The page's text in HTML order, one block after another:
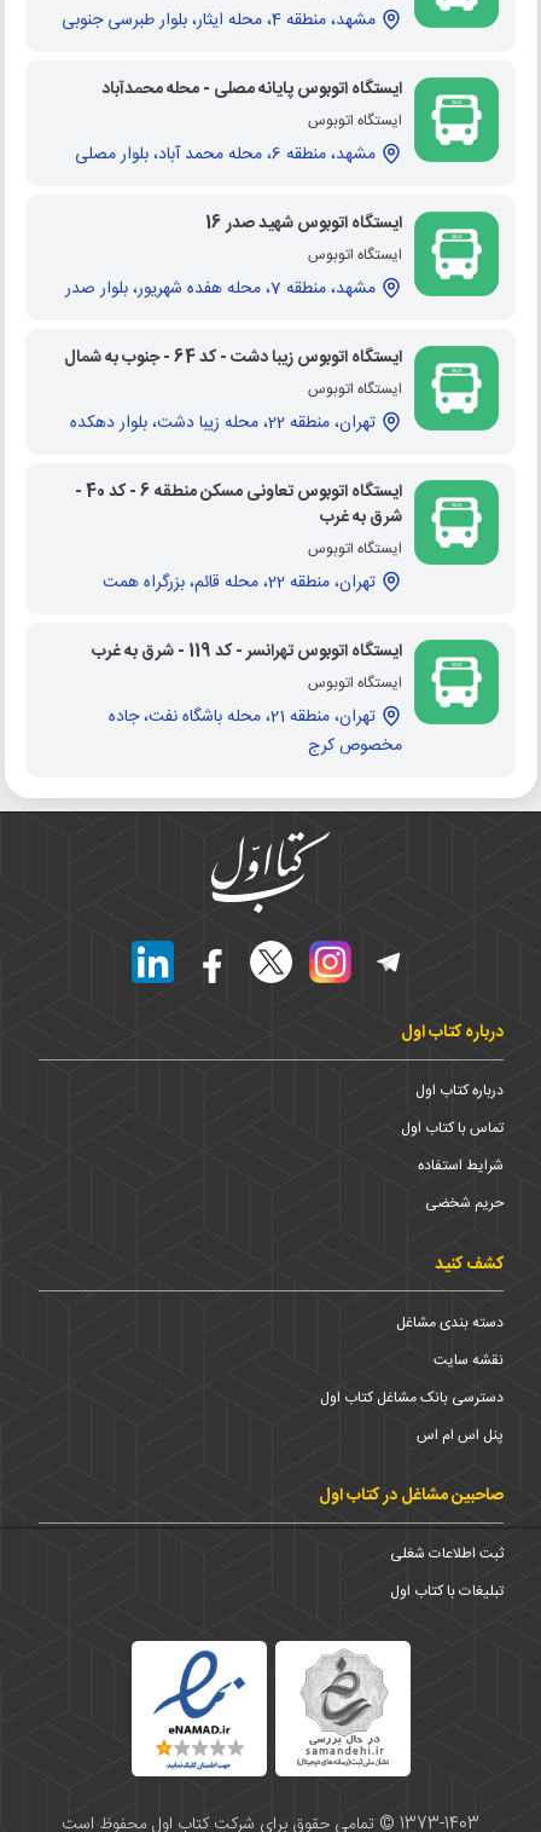
مشهد، منطقه 4، محله ایثار، بلوار طبرسی جنوبی
ایستگاه اتوبوس پایانه مصلی - محله محمدآباد
ایستگاه اتوبوس
مشهد، منطقه 6، محله محمد آباد، بلوار مصلی
ایستگاه اتوبوس شهید صدر 16
ایستگاه اتوبوس
مشهد، منطقه 7، محله هفده شهریور، بلوار صدر
ایستگاه اتوبوس زیبا دشت - کد 64 - جنوب به شمال
ایستگاه اتوبوس
تهران، منطقه 22، محله زیبا دشت، بلوار دهکده
ایستگاه اتوبوس تعاونی مسکن منطقه 6 - کد 40 -
شرق به غرب
ایستگاه اتوبوس
تهران، منطقه 22، محله قائم، بزرگراه همت
ایستگاه اتوبوس تهرانسر - کد 119 - شرق به غرب
ایستگاه اتوبوس
تهران، منطقه 21، محله باشگاه نفت، جاده
مخصوص کرج
درباره کتاب اول
درباره کتاب اول
تماس با کتاب اول
شرایط استفاده
حریم شخضی
کشف کنید
دسته بندی مشاغل
نقشه سایت
دسترسی بانک مشاغل کتاب اول
پنل اس ام اس
صاحبین مشاغل در کتاب اول
ثبت اطلاعات شغلی
تبلیغات با کتاب اول
1373-1403 © تمامی حقوق برای شرکت کتاب اول محفوظ است